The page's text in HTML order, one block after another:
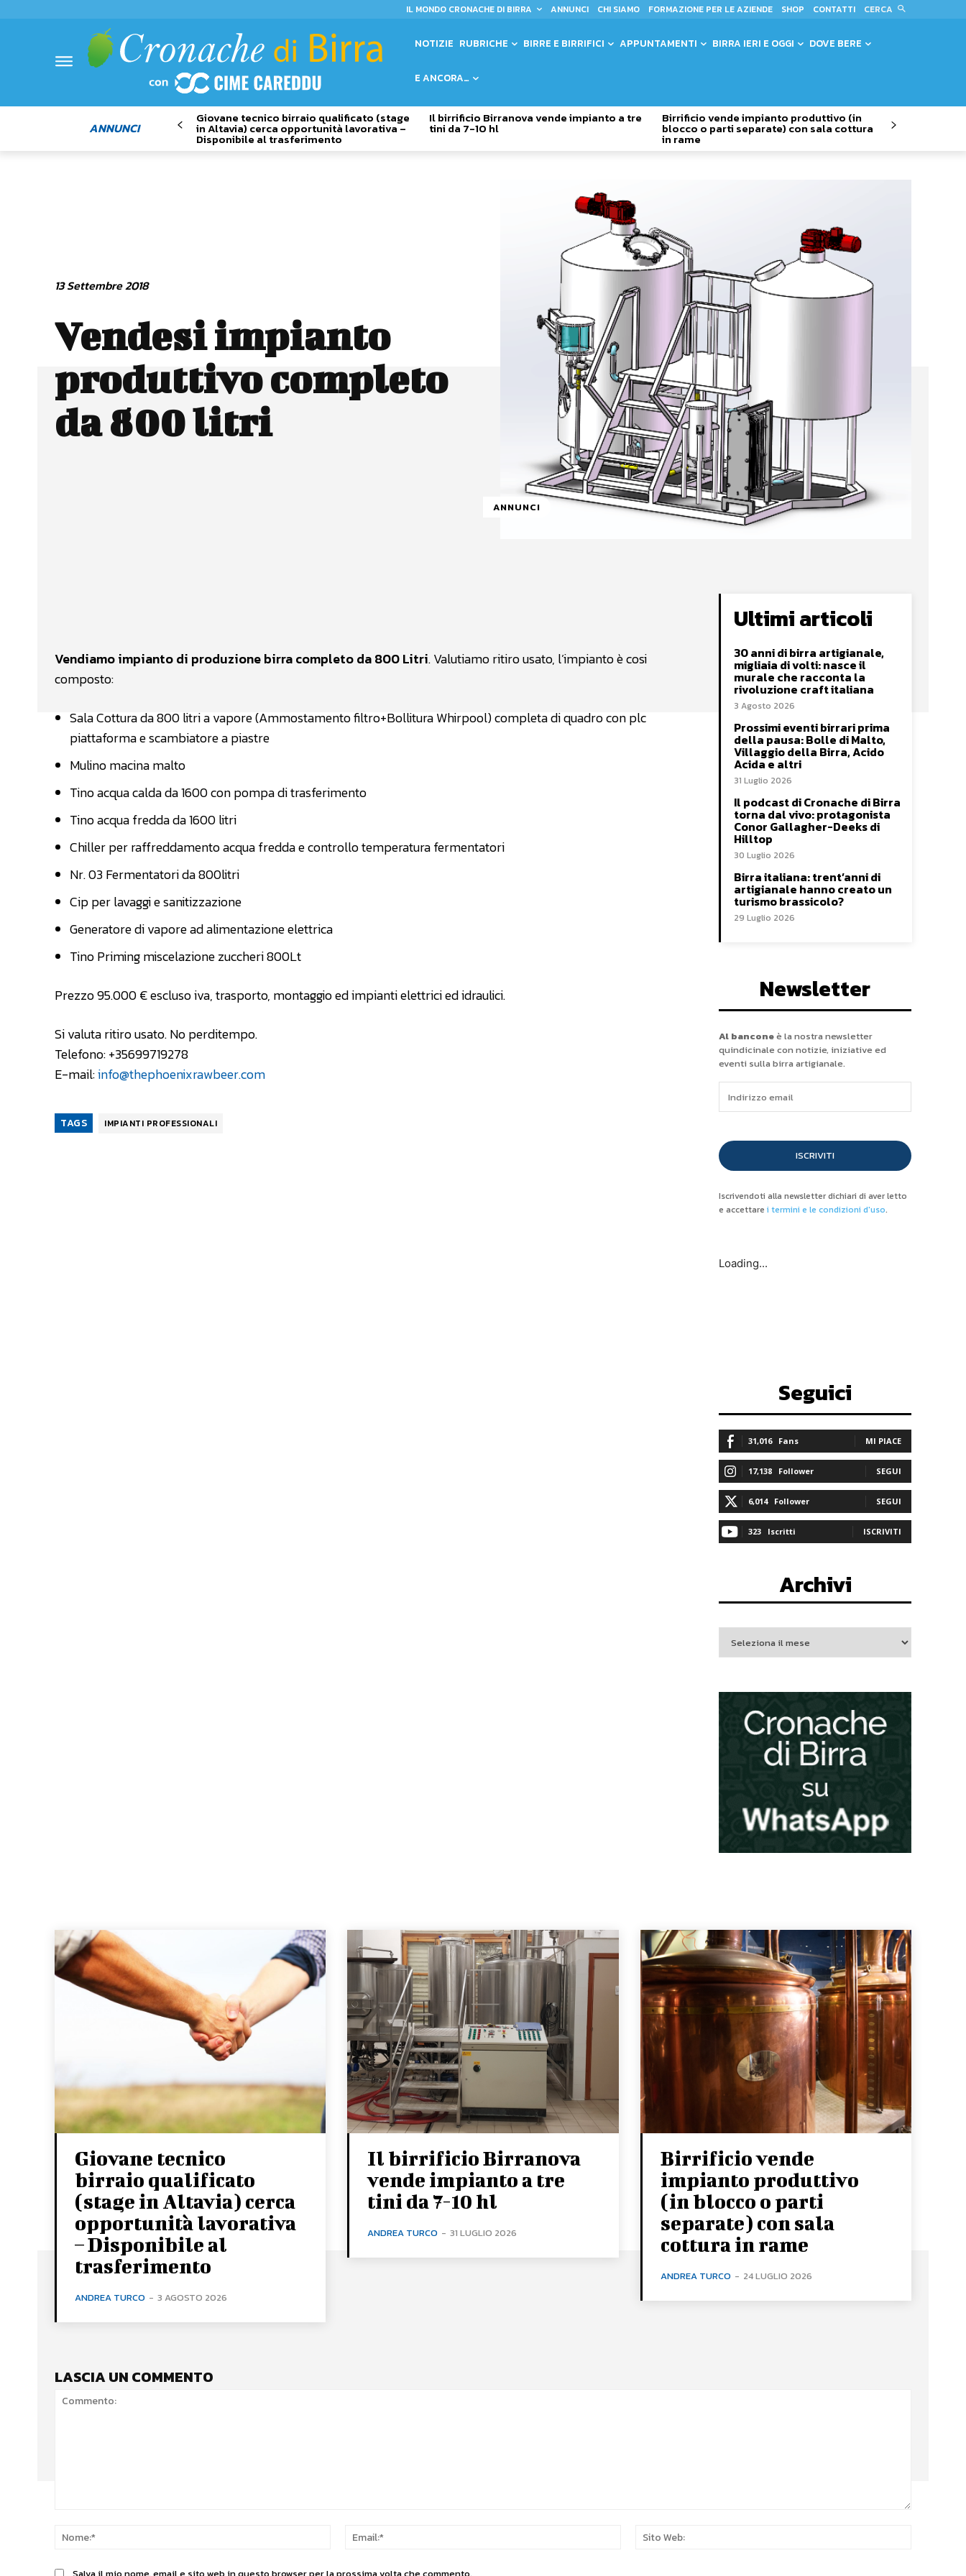
IL MONDO CRONACHE DI BIRRA ANNUNCI CHI SIAMO FORMAZIONE PER LE AZIENDE SHOP CONTATTI CERCA
NOTIZIE RUBRICHE BIRRE E BIRRIFICI APPUNTAMENTI BIRRA IERI E OGGI DOVE BERE
E ANCORA…
ANNUNCI
Giovane tecnico birraio qualificato (stage
in Altavia) cerca opportunità lavorativa –
Disponibile al trasferimento
Il birrificio Birranova vende impianto a tre
tini da 7-10 hl
Birrificio vende impianto produttivo (in
blocco o parti separate) con sala cottura
in rame
13 Settembre 2018
Vendesi impianto
produttivo completo
da 800 litri
ANNUNCI
Vendiamo impianto di produzione birra completo da 800 Litri. Valutiamo ritiro usato, l’impianto è cosi
composto:
Sala Cottura da 800 litri a vapore (Ammostamento filtro+Bollitura Whirpool) completa di quadro con plc
piattaforma e scambiatore a piastre
Mulino macina malto
Tino acqua calda da 1600 con pompa di trasferimento
Tino acqua fredda da 1600 litri
Chiller per raffreddamento acqua fredda e controllo temperatura fermentatori
Nr. 03 Fermentatori da 800litri
Cip per lavaggi e sanitizzazione
Generatore di vapore ad alimentazione elettrica
Tino Priming miscelazione zuccheri 800Lt
Prezzo 95.000 € escluso iva, trasporto, montaggio ed impianti elettrici ed idraulici.
Si valuta ritiro usato. No perditempo.
Telefono: +35699719278
E-mail:info@thephoenixrawbeer.com
TAGS IMPIANTI PROFESSIONALI
Ultimi articoli
30 anni di birra artigianale,
migliaia di volti: nasce il
murale che racconta la
rivoluzione craft italiana
3 Agosto 2026
Prossimi eventi birrari prima
della pausa: Bolle di Malto,
Villaggio della Birra, Acido
Acida e altri
31 Luglio 2026
Il podcast di Cronache di Birra
torna dal vivo: protagonista
Conor Gallagher-Deeks di
Hilltop
30 Luglio 2026
Birra italiana: trent’anni di
artigianale hanno creato un
turismo brassicolo?
29 Luglio 2026
Newsletter
Al banconeè la nostra newsletter
quindicinale con notizie, iniziative ed
eventi sulla birra artigianale.
ISCRIVITI
Iscrivendoti alla newsletter dichiari di aver letto
e accettare i termini e le condizioni d'uso.
Loading...
Seguici
31,016 Fans MI PIACE
17,138 Follower SEGUI
6,014 Follower SEGUI
323 Iscritti ISCRIVITI
Archivi
Giovane tecnico
birraio qualificato
(stage in Altavia) cerca
opportunità lavorativa
– Disponibile al
trasferimento
ANDREA TURCO - 3 AGOSTO 2026
Il birrificio Birranova
vende impianto a tre
tini da 7-10 hl
ANDREA TURCO - 31 LUGLIO 2026
Birrificio vende
impianto produttivo
(in blocco o parti
separate) con sala
cottura in rame
ANDREA TURCO - 24 LUGLIO 2026
LASCIA UN COMMENTO
Nome:*
Email:*